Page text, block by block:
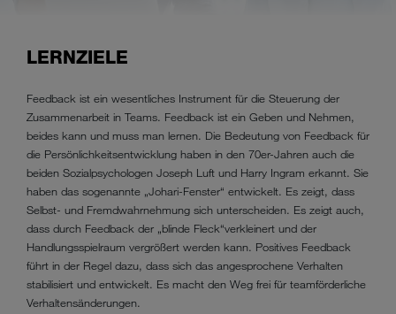
LERNZIELE
Feedback ist ein wesentliches Instrument für die Steuerung der
Zusammenarbeit in Teams. Feedback ist ein Geben und Nehmen,
beides kann und muss man lernen. Die Bedeutung von Feedback für
die Persönlichkeitsentwicklung haben in den 70er-Jahren auch die
beiden Sozialpsychologen Joseph Luft und Harry Ingram erkannt. Sie
haben das sogenannte „Johari-Fenster“ entwickelt. Es zeigt, dass
Selbst- und Fremdwahrnehmung sich unterscheiden. Es zeigt auch,
dass durch Feedback der „blinde Fleck“verkleinert und der
Handlungsspielraum vergrößert werden kann. Positives Feedback
führt in der Regel dazu, dass sich das angesprochene Verhalten
stabilisiert und entwickelt. Es macht den Weg frei für teamförderliche
Verhaltensänderungen.